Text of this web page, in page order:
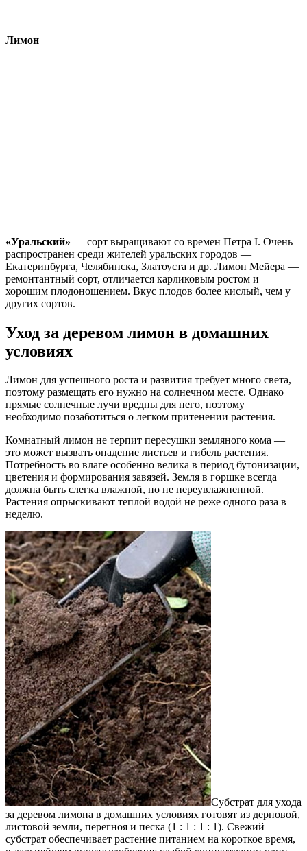
Лимон
«Уральский» — сорт выращивают со времен Петра I. Очень
распространен среди жителей уральских городов —
Екатеринбурга, Челябинска, Златоуста и др. Лимон Мейера —
ремонтантный сорт, отличается карликовым ростом и
хорошим плодоношением. Вкус плодов более кислый, чем у
других сортов.
Уход за деревом лимон в домашних
условиях
Лимон для успешного роста и развития требует много света,
поэтому размещать его нужно на солнечном месте. Однако
прямые солнечные лучи вредны для него, поэтому
необходимо позаботиться о легком притенении растения.
Комнатный лимон не терпит пересушки земляного кома —
это может вызвать опадение листьев и гибель растения.
Потребность во влаге особенно велика в период бутонизации,
цветения и формирования завязей. Земля в горшке всегда
должна быть слегка влажной, но не переувлажненной.
Растения опрыскивают теплой водой не реже одного раза в
неделю.
Субстрат для ухода
за деревом лимона в домашних условиях готовят из дерновой,
листовой земли, перегноя и песка (1 : 1 : 1 : 1). Свежий
субстрат обеспечивает растение питанием на короткое время,